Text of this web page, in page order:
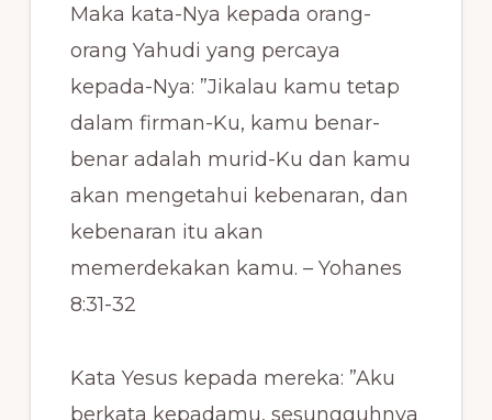
Maka kata-Nya kepada orang-
orang Yahudi yang percaya
kepada-Nya: ”Jikalau kamu tetap
dalam firman-Ku, kamu benar-
benar adalah murid-Ku dan kamu
akan mengetahui kebenaran, dan
kebenaran itu akan
memerdekakan kamu. – Yohanes
8:31-32
Kata Yesus kepada mereka: ”Aku
berkata kepadamu, sesungguhnya